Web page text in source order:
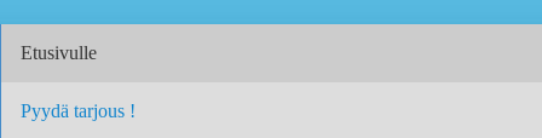
Etusivulle
Pyydä tarjous !